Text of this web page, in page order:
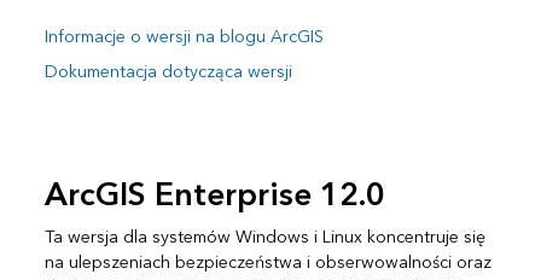
Informacje o wersji na blogu ArcGIS
Dokumentacja dotycząca wersji
ArcGIS Enterprise 12.0
Ta wersja dla systemów Windows i Linux koncentruje się
na ulepszeniach bezpieczeństwa i obserwowalności oraz